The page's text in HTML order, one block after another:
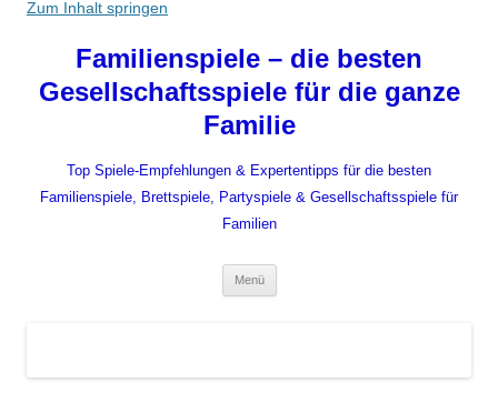
Zum Inhalt springen
Familienspiele – die besten
Gesellschaftsspiele für die ganze
Familie
Top Spiele-Empfehlungen & Expertentipps für die besten
Familienspiele, Brettspiele, Partyspiele & Gesellschaftsspiele für
Familien
Menü